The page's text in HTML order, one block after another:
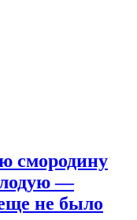
смородину
—
не было